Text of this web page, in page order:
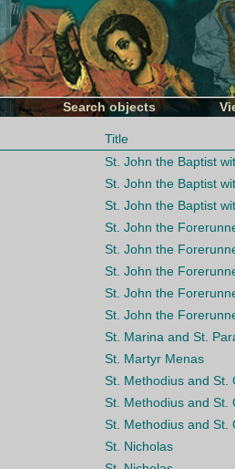
Search objects
Title
St. John the Baptist
St. John the Baptist
St. John the Baptist
St. John the
St. John the
St. John the
St. John the
St. John the
St. Marina and St.
St. Martyr Menas
St. Methodius and St.
St. Methodius and St.
St. Methodius and St.
St. Nicholas